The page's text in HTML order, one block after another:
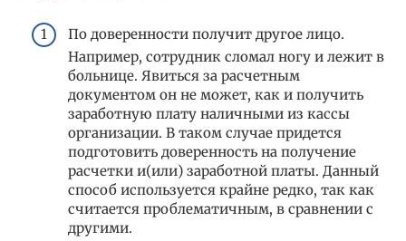
По доверенности получит другое лицо.
Например, сотрудник сломал ногу и лежит в
больнице. Явиться за расчетным
документом он не может, как и получить
заработную плату наличными из кассы
организации. В таком случае придется
подготовить доверенность на получение
расчетки и(или) заработной платы. Данный
способ используется крайне редко, так как
считается проблематичным, в сравнении с
другими.